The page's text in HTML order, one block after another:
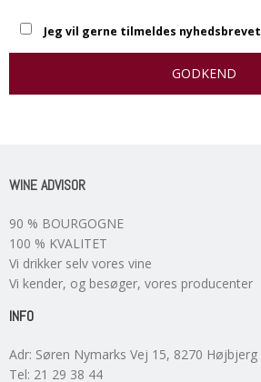
Jeg vil gerne tilmeldes nyhedsbrevet
GODKEND
WINE ADVISOR
90 % BOURGOGNE
100 % KVALITET
Vi drikker selv vores vine
Vi kender, og besøger, vores producenter
INFO
Adr: Søren Nymarks Vej 15, 8270 Højbjerg
Tel: 21 29 38 44